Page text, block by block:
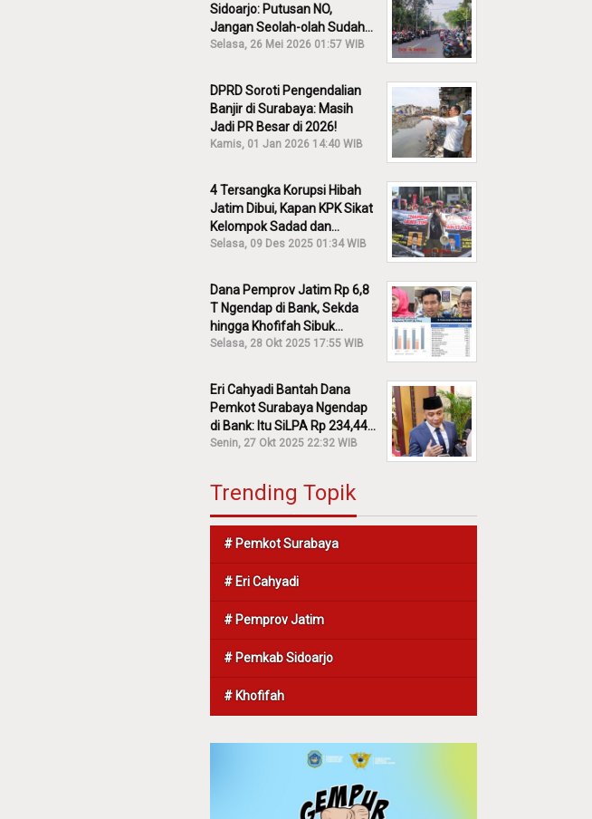
Sidoarjo: Putusan NO,
Jangan Seolah-olah Sudah
Menang!
Selasa, 26 Mei 2026 01:57 WIB
DPRD Soroti Pengendalian
Banjir di Surabaya: Masih
Jadi PR Besar di 2026!
Kamis, 01 Jan 2026 14:40 WIB
4 Tersangka Korupsi Hibah
Jatim Dibui, Kapan KPK Sikat
Kelompok Sadad dan
Iskandar?
Selasa, 09 Des 2025 01:34 WIB
Dana Pemprov Jatim Rp 6,8
T Ngendap di Bank, Sekda
hingga Khofifah Sibuk
Membantah!
Selasa, 28 Okt 2025 17:55 WIB
Eri Cahyadi Bantah Dana
Pemkot Surabaya Ngendap
di Bank: Itu SiLPA Rp 234,44
M!
Senin, 27 Okt 2025 22:32 WIB
Trending Topik
# Pemkot Surabaya
# Eri Cahyadi
# Pemprov Jatim
# Pemkab Sidoarjo
# Khofifah